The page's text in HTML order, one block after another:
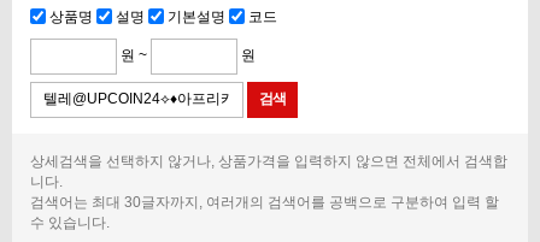
상품명 설명 기본설명 코드
원 ~ 원
상세검색을 선택하지 않거나, 상품가격을 입력하지 않으면 전체에서 검색합
니다.
검색어는 최대 30글자까지, 여러개의 검색어를 공백으로 구분하여 입력 할
수 있습니다.